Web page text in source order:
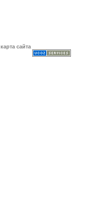
карта сайта